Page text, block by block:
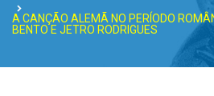
A CANÇÃO ALEMÃ NO PERÍODO
BENTO E JETRO RODRIGUES